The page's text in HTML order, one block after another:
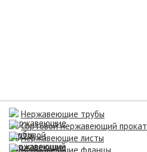
Нержавеющие трубы
Сортовой нержавеющий прокат
Нержавеющие листы
Нержавеющие фланцы